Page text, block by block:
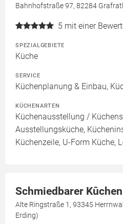
Bahnhofstraße 97, 82284
5 mit einer
SPEZIALGEBIETE
Küche
SERVICE
Küchenplanung & Einbau,
KÜCHENARTEN
Küchenausstellung /
Ausstellungsküche,
Küchenzeile, U-Form Küche,
Schmiedbarer Kûchen
Alte Ringstraße 1, 93345
Erding)